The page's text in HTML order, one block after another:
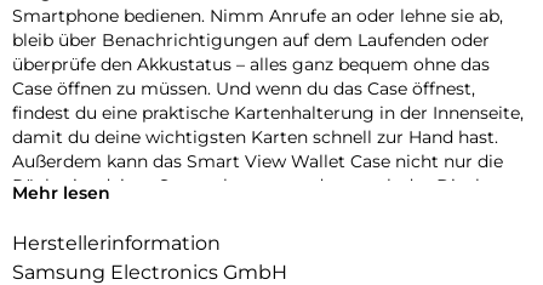
Smartphone bedienen. Nimm Anrufe an oder lehne sie ab,
bleib über Benachrichtigungen auf dem Laufenden oder
überprüfe den Akkustatus – alles ganz bequem ohne das
Case öffnen zu müssen. Und wenn du das Case öffnest,
findest du eine praktische Kartenhalterung in der Innenseite,
damit du deine wichtigsten Karten schnell zur Hand hast.
Außerdem kann das Smart View Wallet Case nicht nur die
Rückseite deines Smartphones, sondern auch das Display
Mehr lesen
Herstellerinformation
Samsung Electronics GmbH